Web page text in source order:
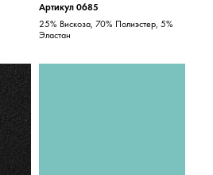
Артикул 0685
25% Вискоза, 70% Полиэстер, 5%
Эластан